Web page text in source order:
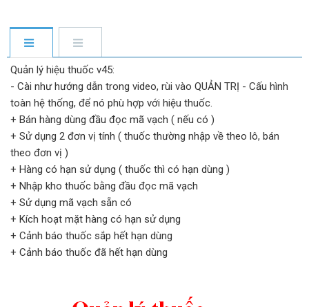
Quản lý hiệu thuốc v45:
- Cài như hướng dẫn trong video, rùi vào QUẢN TRỊ - Cấu hình
toàn hệ thống, để nó phù hợp với hiệu thuốc.
+ Bán hàng dùng đầu đọc mã vạch ( nếu có )
+ Sử dụng 2 đơn vị tính ( thuốc thường nhập về theo lô, bán
theo đơn vị )
+ Hàng có hạn sử dụng ( thuốc thì có hạn dùng )
+ Nhập kho thuốc bằng đầu đọc mã vạch
+ Sử dụng mã vạch sẵn có
+ Kích hoạt mặt hàng có hạn sử dụng
+ Cảnh báo thuốc sắp hết hạn dùng
+ Cảnh báo thuốc đã hết hạn dùng